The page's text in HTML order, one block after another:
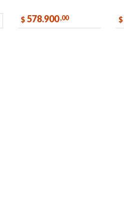
$ 578.900,00 $